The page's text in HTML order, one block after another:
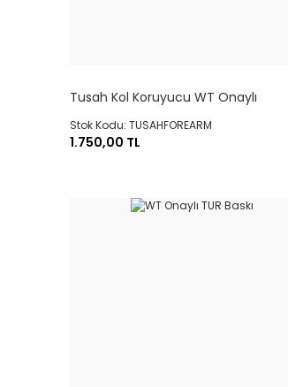
Tusah Kol Koruyucu WT Onaylı
Stok Kodu: TUSAHFOREARM
1.750,00 TL